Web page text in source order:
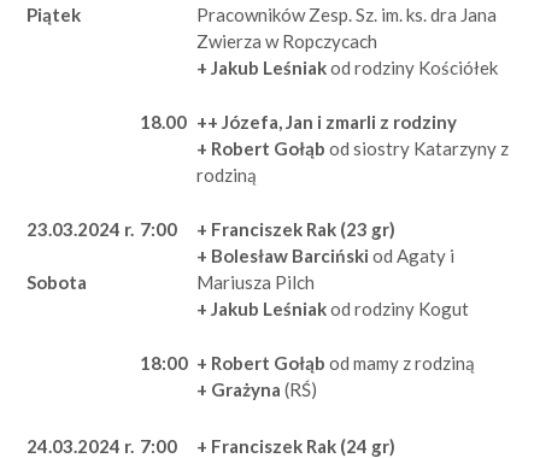
Piątek
Pracowników Zesp. Sz. im. ks. dra Jana
Zwierza w Ropczycach
+ Jakub Leśniakod rodziny Kościółek
18.00 ++ Józefa, Jan i zmarli z rodziny
+ Robert Gołąb od siostry Katarzyny z
rodziną
23.03.2024 r.
Sobota
7:00
+ Franciszek Rak (23 gr)
+ Bolesław Barciński od Agaty i
Mariusza Pilch
+ Jakub Leśniakod rodziny Kogut
18:00 + Robert Gołąb od mamy z rodziną
+ Grażyna (RŚ)
24.03.2024 r. 7:00
+ Franciszek Rak (24 gr)